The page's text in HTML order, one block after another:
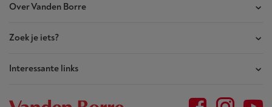
Over Vanden Borre
Onze winkels
Akte van Vertrouwen
Zoek je iets?
Je bestellingen
Interessante links